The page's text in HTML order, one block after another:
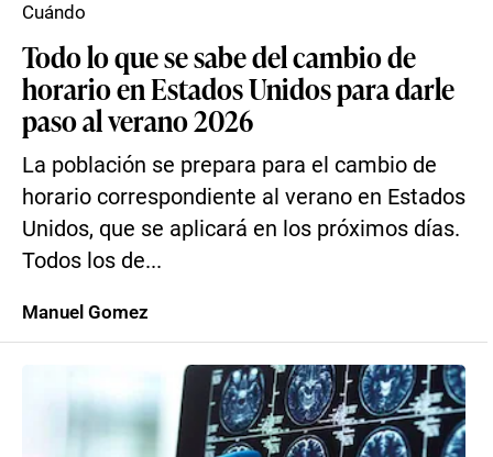
Todo lo que se sabe del cambio de
horario en Estados Unidos para darle
paso al verano 2026
La población se prepara para el cambio de
horario correspondiente al verano en Estados
Unidos, que se aplicará en los próximos días.
Todos los de...
Cuándo
Manuel Gomez